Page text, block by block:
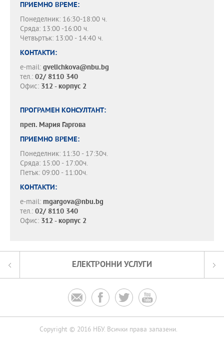
ПРИЕМНО ВРЕМЕ:
Понеделник: 16:30-18:00 ч.
Сряда: 13:00 -16:00 ч.
Четвъртък: 13:00 - 14:40 ч.
КОНТАКТИ:
e-mail: gvelichkova@nbu.bg
тел.: 02/ 8110 340
Офис: 312 - корпус 2
ПРОГРАМЕН КОНСУЛТАНТ:
преп. Мария Гаргова
ПРИЕМНО ВРЕМЕ:
Понеделник: 11:30 - 17:30ч.
Сряда: 15:00 - 17:00ч.
Петък: 09:00 - 11:00ч.
КОНТАКТИ:
e-mail: mgargova@nbu.bg
тел.: 02/ 8110 340
Офис: 312 - корпус 2
ЕЛЕКТРОННИ УСЛУГИ
   
Copyright © 2016 НБУ. Всички права запазени.